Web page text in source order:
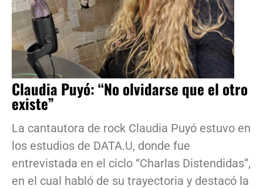
Claudia Puyó: “No olvidarse que el otro
existe”
La cantautora de rock Claudia Puyó estuvo en
los estudios de DATA.U, donde fue
entrevistada en el ciclo “Charlas Distendidas”,
en el cual habló de su trayectoria y destacó la